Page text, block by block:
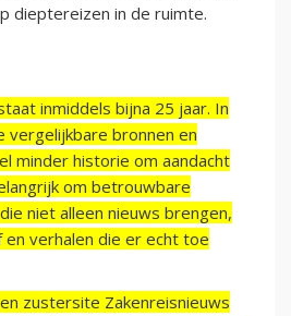
dieptereizen in de ruimte.
inmiddels bijna 25 jaar. In
vergelijkbare bronnen en
minder historie om aandacht
om betrouwbare
niet alleen nieuws brengen,
verhalen die er echt toe
zustersite Zakenreisnieuws